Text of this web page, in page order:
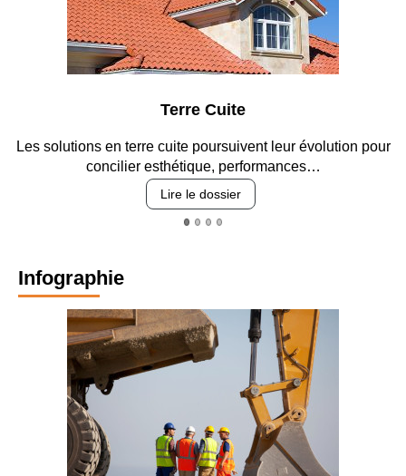
Terre Cuite
Les solutions en terre cuite poursuivent leur évolution pour
concilier esthétique, performances…
Lire le dossier
Infographie